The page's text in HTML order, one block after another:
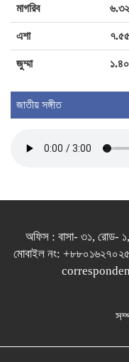
মাগরিব ৬.৩২
এশা ৭.৫৫
জুম্মা ১.৪০
জাতীয় সঙ্গীত
অফিস : বাসা- ৩১, রোড-
মোবাইল নং: